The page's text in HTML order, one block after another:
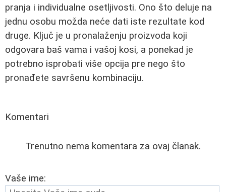
pranja i individualne osetljivosti. Ono što deluje na
jednu osobu možda neće dati iste rezultate kod
druge. Ključ je u pronalaženju proizvoda koji
odgovara baš vama i vašoj kosi, a ponekad je
potrebno isprobati više opcija pre nego što
pronađete savršenu kombinaciju.
Komentari
Trenutno nema komentara za ovaj članak.
Vaše ime: